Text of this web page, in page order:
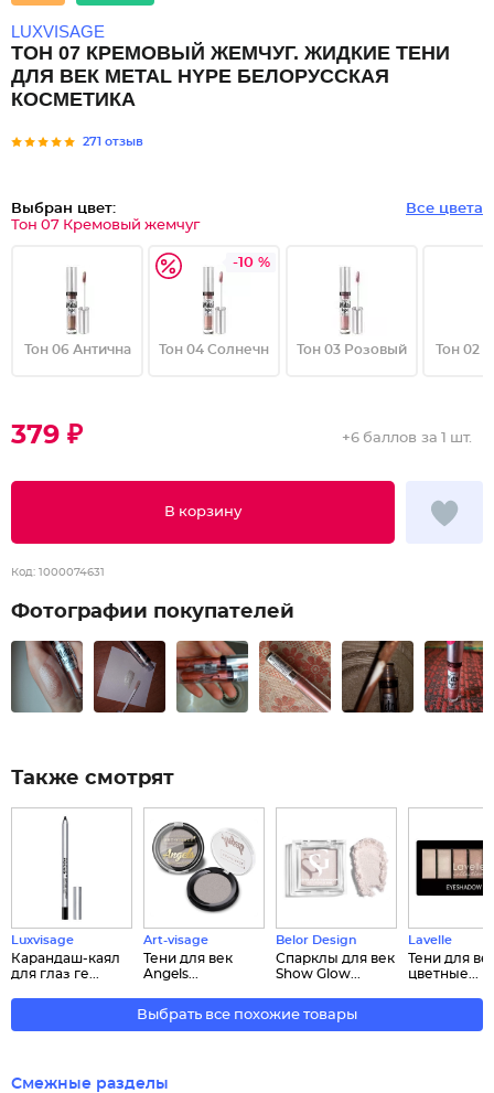
LUXVISAGE
ТОН 07 КРЕМОВЫЙ ЖЕМЧУГ. ЖИДКИЕ ТЕНИ
ДЛЯ ВЕК METAL HYPE БЕЛОРУССКАЯ
КОСМЕТИКА
271 отзыв
Выбран цвет:
Тон 07 Кремовый жемчуг
Все цвета
Тон 06 Антична
-10 %
Тон 04 Солнечн Тон 03 Розовый Тон 02
379 ₽
В корзину
+6 баллов за 1 шт.
Код: 1000074631
Фотографии покупателей
Также смотрят
Luxvisage
Карандаш-каял
для глаз ге...
Art-visage
Тени для век
Angels...
Belor Design
Спарклы для век
Show Glow...
Lavelle
Тени для
цветные...
Выбрать все похожие товары
Смежные разделы